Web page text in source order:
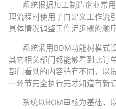
系统根据加工制造企业常
理流程时使用了自定义工作流
具体情况调整工作流步骤的顺
系统采用 BOM功能树模式
其它相关部门都能够看到此订
部门看到的内容稍有不同，以
一环节完全执行完才知道有新订
系统以BOM审核为基础，